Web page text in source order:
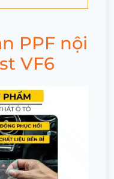
PPF nội
VF6